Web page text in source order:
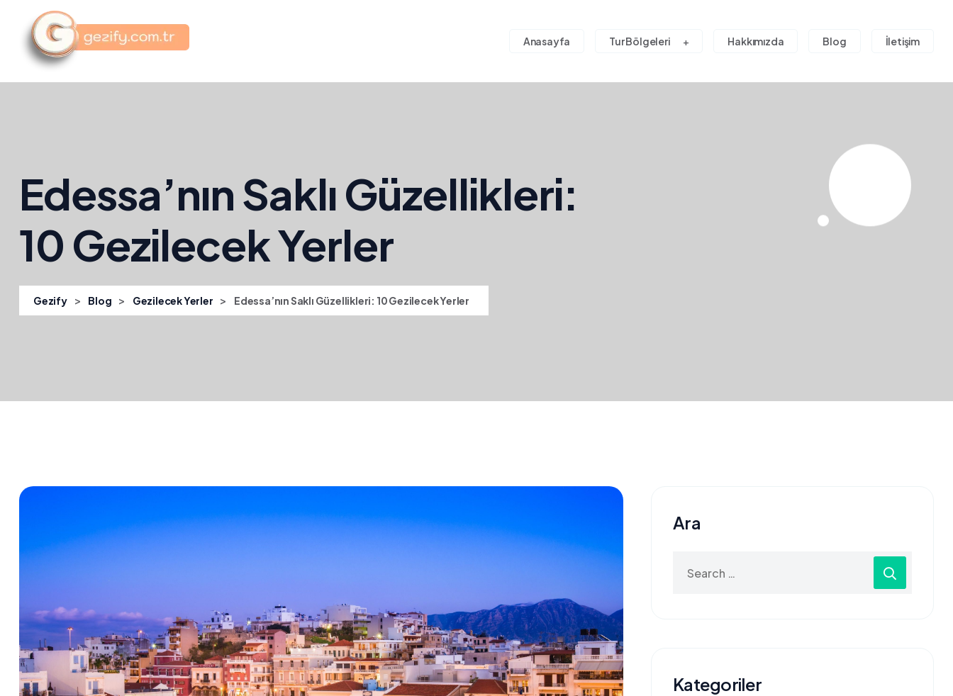
Anasayfa Tur Bölgeleri Hakkımızda Blog İletişim
Edessa’nın Saklı Güzellikleri:
10 Gezilecek Yerler
Gezify > Blog > Gezilecek Yerler > Edessa’nın Saklı Güzellikleri: 10 Gezilecek Yerler
Ara
for:
Kategoriler